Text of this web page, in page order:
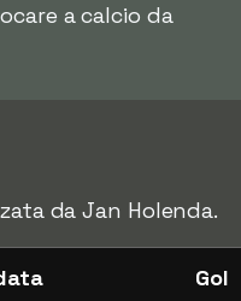
a calcio da
da Jan Holenda.
Gol